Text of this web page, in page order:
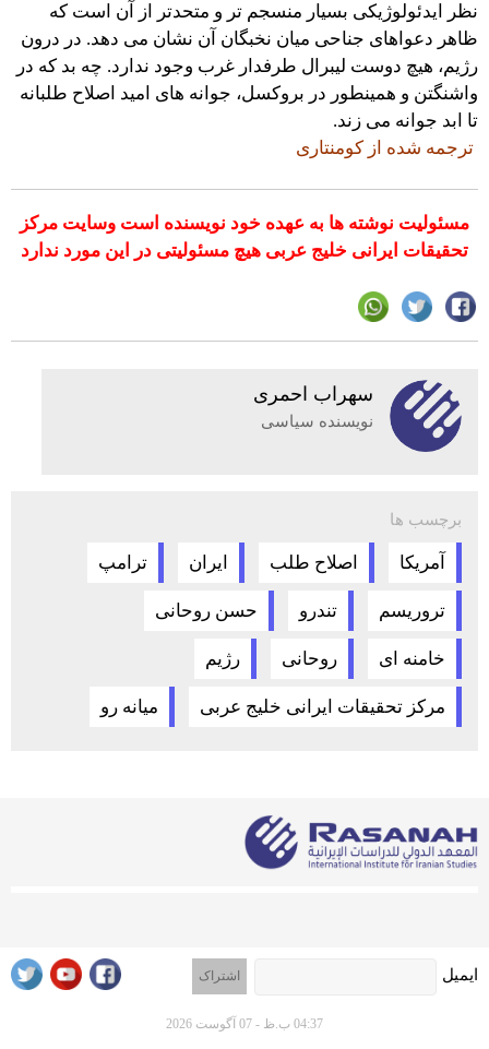
نظر ایدئولوژیکی بسیار منسجم تر و متحدتر از آن است که
ظاهر دعواهای جناحی میان نخبگان آن نشان می دهد. در درون
رژیم، هیچ دوست لیبرال طرفدار غرب وجود ندارد. چه بد که در
واشنگتن و همینطور در بروکسل، جوانه های امید اصلاح طلبانه
تا ابد جوانه می زند.
ترجمه شده از كومنتارى
مسئولیت نوشته ها به عهده خود نویسنده است وسایت مرکز
تحقیقات ایرانی خلیج عربی هیچ مسئولیتی در این مورد ندارد
سهراب احمری
نویسنده سیاسی
برچسب ها
آمریکا اصلاح طلب ایران ترامپ
تروریسم تندرو حسن روحانی
خامنه ای روحانی رژیم
مرکز تحقیقات ایرانی خلیج عربی میانه رو
ایمیل
04:37 ب.ظ - 07 آگوست 2026